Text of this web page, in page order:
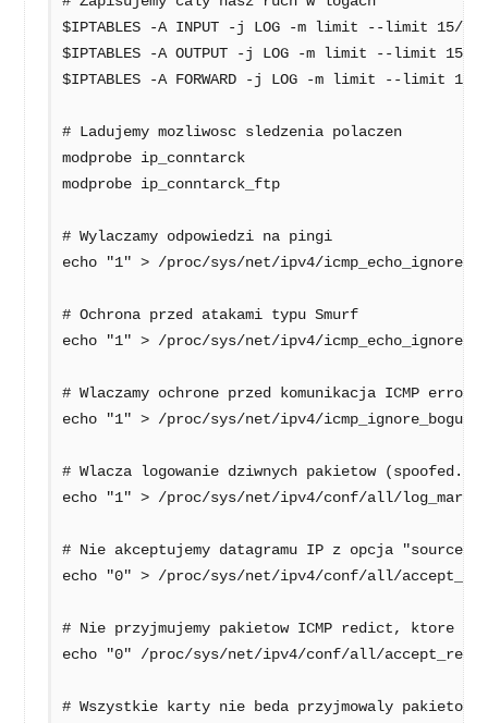
$IPTABLES -A INPUT -j LOG -m limit
$IPTABLES -A OUTPUT -j LOG -m limit --limit 15/
$IPTABLES -A FORWARD -j LOG -m limit --limit 15/
# Ladujemy mozliwosc sledzenia polaczen
modprobe ip_conntarck
modprobe ip_conntarck_ftp
# Wylaczamy odpowiedzi na pingi
echo "1" > /proc/sys/net/ipv4/
# Ochrona przed atakami typu Smurf
echo "1" > /proc/sys/net/ipv4/
# Wlaczamy ochrone przed komunikacja ICMP error
echo "1" > /proc/sys/net/ipv4/
# Wlacza logowanie dziwnych pakietow
echo "1" > /proc/sys/net/ipv4/conf/all/
# Nie akceptujemy datagramu IP z opcja "source
echo "0" > /proc/sys/net/ipv4/conf/all/
# Nie przyjmujemy pakietow ICMP redict, ktore
echo "0" /proc/sys/net/ipv4/conf/all/
# Wszystkie karty nie beda przyjmowaly